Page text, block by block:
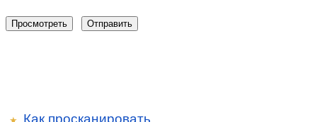
Как просканировать